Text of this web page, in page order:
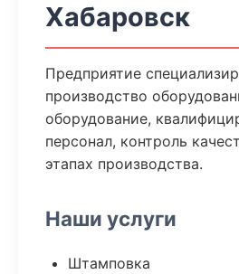
Хабаровск
Предприятие
производство
оборудование,
персонал, контроль
этапах производства.
Наши услуги
Штамповка